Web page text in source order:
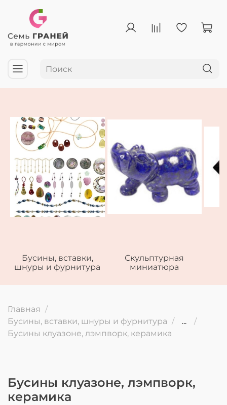
Бусины, вставки,
шнуры и фурнитура
Скульптурная
миниатюра
Главная
Бусины, вставки, шнуры и фурнитура
...
Бусины клуазоне, лэмпворк, керамика
Бусины клуазоне, лэмпворк,
керамика